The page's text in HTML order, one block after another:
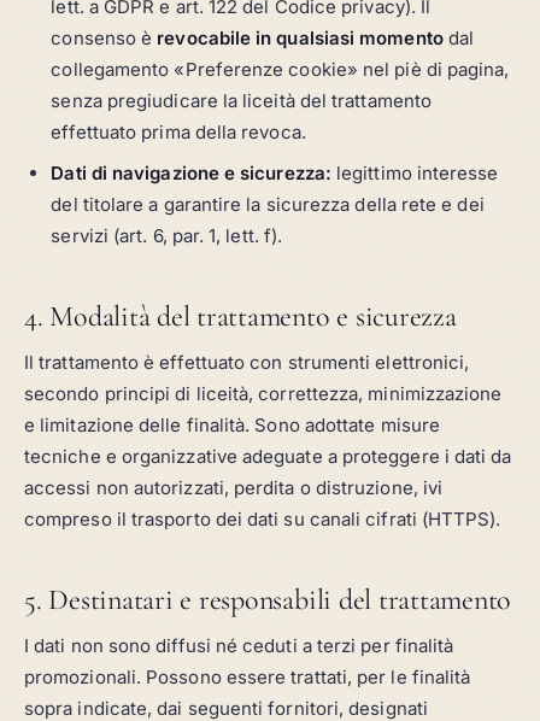
lett. a GDPR e art. 122 del Codice privacy). Il
consenso è revocabile in qualsiasi momentodal
collegamento «Preferenze cookie» nel piè di pagina,
senza pregiudicare la liceità del trattamento
effettuato prima della revoca.
Dati di navigazione e sicurezza: legittimo interesse
del titolare a garantire la sicurezza della rete e dei
servizi (art. 6, par. 1, lett. f).
4. Modalità del trattamento e sicurezza
Il trattamento è effettuato con strumenti elettronici,
secondo principi di liceità, correttezza, minimizzazione
e limitazione delle finalità. Sono adottate misure
tecniche e organizzative adeguate a proteggere i dati da
accessi non autorizzati, perdita o distruzione, ivi
compreso il trasporto dei dati su canali cifrati (HTTPS).
5. Destinatari e responsabili del trattamento
I dati non sono diffusi né ceduti a terzi per finalità
promozionali. Possono essere trattati, per le finalità
sopra indicate, dai seguenti fornitori, designati